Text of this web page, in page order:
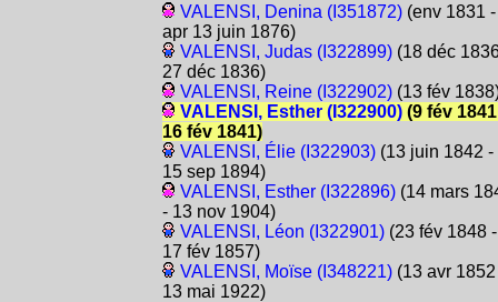
VALENSI, Denina (I351872)(env 1831 -
apr 13 juin 1876)
VALENSI, Judas (I322899)(18 déc
27 déc 1836)
VALENSI, Reine (I322902)(13 fév
VALENSI, Esther (I322900)(9 fév
16 fév 1841)
VALENSI, Élie (I322903)(13 juin 1842 -
15 sep 1894)
VALENSI, Esther (I322896)(14 mars
- 13 nov 1904)
VALENSI, Léon (I322901)(23 fév 1848 -
17 fév 1857)
VALENSI, Moïse (I348221)(13 avr 1852
13 mai 1922)